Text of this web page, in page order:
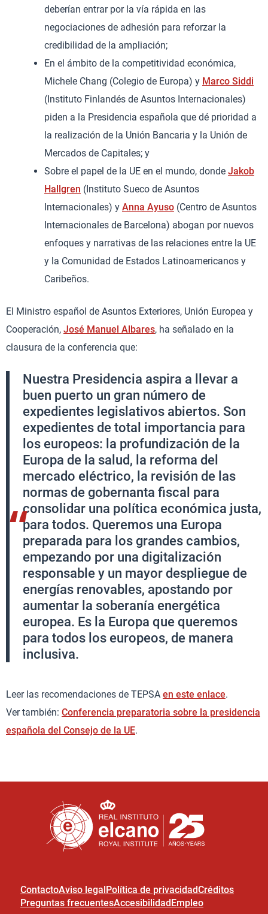
deberían entrar por la vía rápida en las
negociaciones de adhesión para reforzar la
credibilidad de la ampliación;
En el ámbito de la competitividad económica,
Michele Chang (Colegio de Europa) y Marco Siddi
(Instituto Finlandés de Asuntos Internacionales)
piden a la Presidencia española que dé prioridad a
la realización de la Unión Bancaria y la Unión de
Mercados de Capitales; y
Sobre el papel de la UE en el mundo, donde Jakob
Hallgren (Instituto Sueco de Asuntos
Internacionales) y Anna Ayuso (Centro de Asuntos
Internacionales de Barcelona) abogan por nuevos
enfoques y narrativas de las relaciones entre la UE
y la Comunidad de Estados Latinoamericanos y
Caribeños.
El Ministro español de Asuntos Exteriores, Unión Europea y
Cooperación, José Manuel Albares, ha señalado en la
clausura de la conferencia que:
Nuestra Presidencia aspira a llevar a
buen puerto un gran número de
expedientes legislativos abiertos. Son
expedientes de total importancia para
los europeos: la profundización de la
Europa de la salud, la reforma del
mercado eléctrico, la revisión de las
normas de gobernanta fiscal para
consolidar una política económica justa,
para todos. Queremos una Europa
preparada para los grandes cambios,
empezando por una digitalización
responsable y un mayor despliegue de
energías renovables, apostando por
aumentar la soberanía energética
europea. Es la Europa que queremos
para todos los europeos, de manera
inclusiva.
Leer las recomendaciones de TEPSA en este enlace.
Ver también: Conferencia preparatoria sobre la presidencia
española del Consejo de la UE.
ContactoAviso legalPolítica de privacidadCréditos
Preguntas frecuentesAccesibilidadEmpleo